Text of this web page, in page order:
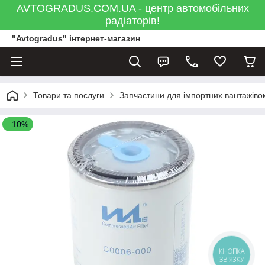
AVTOGRADUS.COM.UA - центр автомобільних
радіаторів!
"Avtogradus" інтернет-магазин
Товари та послуги Запчастини для імпортних
–10%
КНОПКА
ЗВ'ЯЗКУ